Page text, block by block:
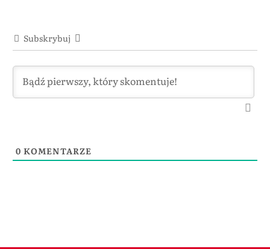
Subskrybuj
0 KOMENTARZE